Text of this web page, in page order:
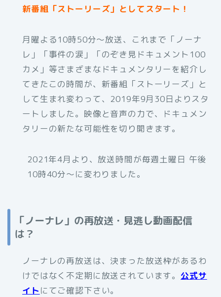
新番組「ストーリーズ」としてスタート！
月曜よる10時50分〜放送、これまで「ノーナ
レ」「事件の涙」「のぞき見ドキュメント100
カメ」等さまざまなドキュメンタリーを紹介し
てきたこの時間が、新番組「ストーリーズ」と
して生まれ変わって、2019年9月30日よりスタ
ートしました。映像と音声の力で、ドキュメン
タリーの新たな可能性を切り開きます。
2021年4月より、放送時間が毎週土曜日 午後
10時40分〜に変わりました。
「ノーナレ」 の再放送・見逃し動画配信
は？
ノーナレの再放送は、決まった放送枠があるわ
けではなく不定期に放送されています。 公式サ
イト にてご確認下さい。